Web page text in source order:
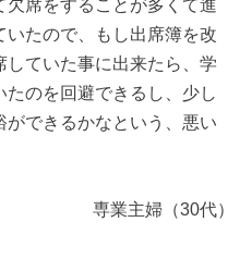
席をすることが多くて進
たので、もし出席簿を改
していた事に出来たら、学
のを回避できるし、少し
ができるかなという、悪い
専業主婦（30代）